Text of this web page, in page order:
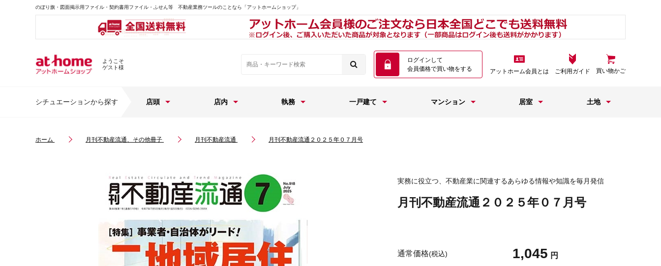
のぼり旗・図面掲示用ファイル・契約書用ファイル・ふせん等 不動産業務ツールのことなら「アットホームショップ」
ようこそ
ゲスト様
ログインして
会員価格で買い物をする
アットホーム会員とは ご利用ガイド 買い物かご
シチュエーションから探す 店頭 店内 執務 一戸建て マンション 居室 土地
ホーム 月刊不動産流通、その他冊子 月刊不動産流通 月刊不動産流通２０２５年０７月号
実務に役立つ、不動産業に関連するあらゆる情報や知識を毎月発信
月刊不動産流通２０２５年０７月号
通常価格(税込) 1,045 円